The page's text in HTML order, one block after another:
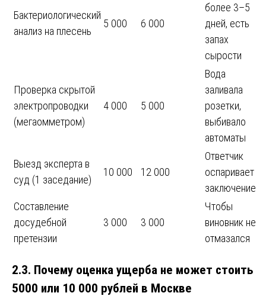
Бактериологический
анализ на плесень
5 000 6 000
более 3–5
дней, есть
запах
сырости
Проверка скрытой
электропроводки
(мегаомметром)
4 000 5 000
Вода
заливала
розетки,
выбивало
автоматы
Выезд эксперта в
суд (1 заседание)
10 000 12 000
Ответчик
оспаривает
заключение
Составление
досудебной
претензии
3 000 3 000
Чтобы
виновник не
отмазался
2.3. Почему оценка ущерба не может стоить
5000 или 10 000 рублей в Москве